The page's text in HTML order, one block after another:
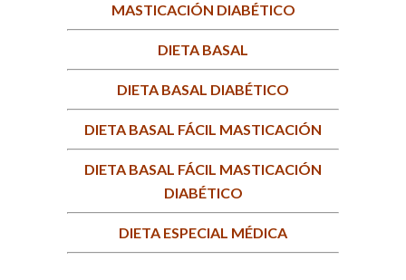
MASTICACIÓN DIABÉTICO
DIETA BASAL
DIETA BASAL DIABÉTICO
DIETA BASAL FÁCIL MASTICACIÓN
DIETA BASAL FÁCIL MASTICACIÓN
DIABÉTICO
DIETA ESPECIAL MÉDICA